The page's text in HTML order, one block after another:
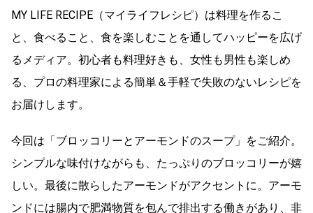
MY LIFE RECIPE（マイライフレシピ）は料理を作るこ
と、食べること、食を楽しむことを通してハッピーを広げ
るメディア。初心者も料理好きも、女性も男性も楽しめ
る、プロの料理家による簡単＆手軽で失敗のないレシピを
お届けします。
今回は「ブロッコリーとアーモンドのスープ」をご紹介。
シンプルな味付けながらも、たっぷりのブロッコリーが嬉
しい。最後に散らしたアーモンドがアクセントに。アーモ
ンドには腸内で肥満物質を包んで排出する働きがあり、非